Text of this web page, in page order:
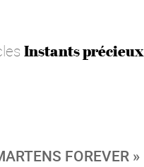
Instants précieux
FOREVER »